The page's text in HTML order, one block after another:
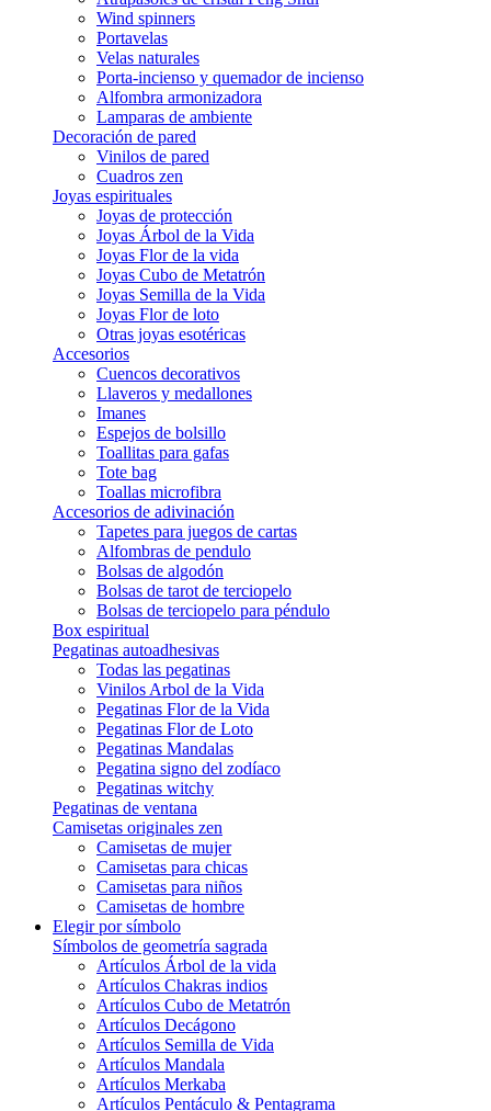
Wind spinners
Portavelas
Velas naturales
Porta-incienso y quemador de incienso
Alfombra armonizadora
Lamparas de ambiente
Decoración de pared
Vinilos de pared
Cuadros zen
Joyas espirituales
Joyas de protección
Joyas Árbol de la Vida
Joyas Flor de la vida
Joyas Cubo de Metatrón
Joyas Semilla de la Vida
Joyas Flor de loto
Otras joyas esotéricas
Accesorios
Cuencos decorativos
Llaveros y medallones
Imanes
Espejos de bolsillo
Toallitas para gafas
Tote bag
Toallas microfibra
Accesorios de adivinación
Tapetes para juegos de cartas
Alfombras de pendulo
Bolsas de algodón
Bolsas de tarot de terciopelo
Bolsas de terciopelo para péndulo
Box espiritual
Pegatinas autoadhesivas
Todas las pegatinas
Vinilos Arbol de la Vida
Pegatinas Flor de la Vida
Pegatinas Flor de Loto
Pegatinas Mandalas
Pegatina signo del zodíaco
Pegatinas witchy
Pegatinas de ventana
Camisetas originales zen
Camisetas de mujer
Camisetas para chicas
Camisetas para niños
Camisetas de hombre
Elegir por símbolo
Símbolos de geometría sagrada
Artículos Árbol de la vida
Artículos Chakras indios
Artículos Cubo de Metatrón
Artículos Decágono
Artículos Semilla de Vida
Artículos Mandala
Artículos Merkaba
Artículos Pentáculo & Pentagrama